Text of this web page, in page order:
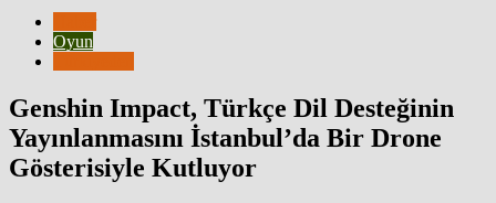
Oyun
Genshin Impact, Türkçe Dil Desteğinin
Yayınlanmasını İstanbul’da Bir Drone
Gösterisiyle Kutluyor